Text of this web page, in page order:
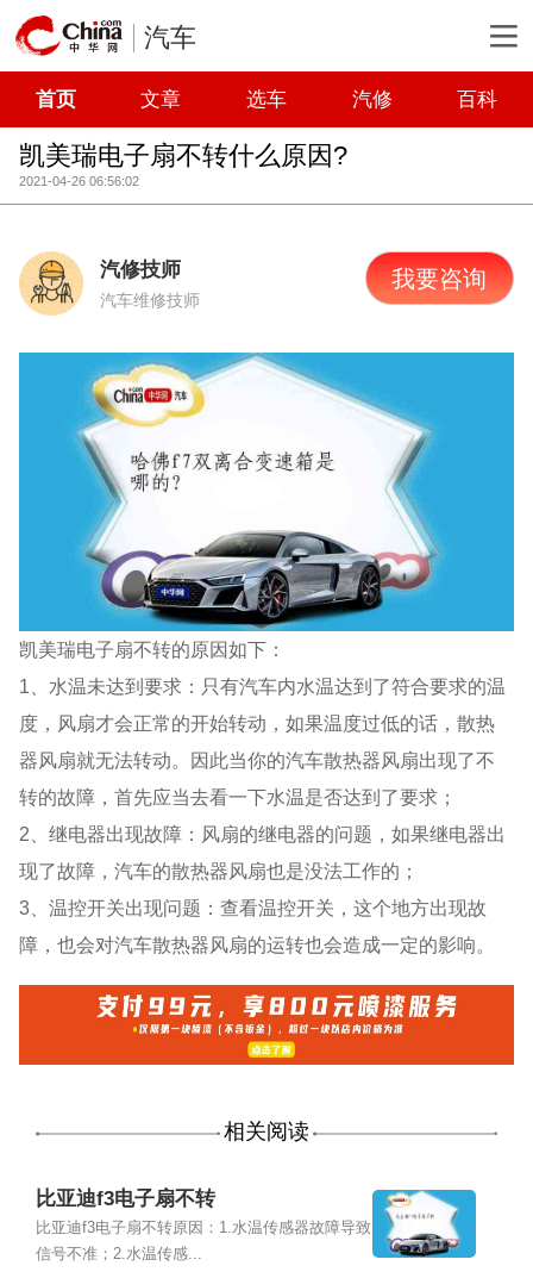
汽车
首页 文章 选车 汽修 百科
凯美瑞电子扇不转什么原因?
2021-04-26 06:56:02
汽修技师
汽车维修技师
我要咨询
凯美瑞电子扇不转的原因如下：
1、水温未达到要求：只有汽车内水温达到了符合要求的温
度，风扇才会正常的开始转动，如果温度过低的话，散热
器风扇就无法转动。因此当你的汽车散热器风扇出现了不
转的故障，首先应当去看一下水温是否达到了要求；
2、继电器出现故障：风扇的继电器的问题，如果继电器出
现了故障，汽车的散热器风扇也是没法工作的；
3、温控开关出现问题：查看温控开关，这个地方出现故
障，也会对汽车散热器风扇的运转也会造成一定的影响。
相关阅读
比亚迪f3电子扇不转
比亚迪f3电子扇不转原因：1.水温传感器故障导致
信号不准；2.水温传感...